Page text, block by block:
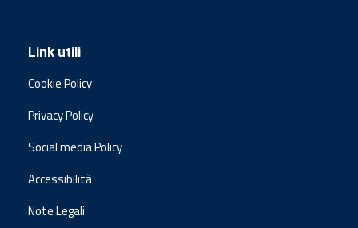
Link utili
Cookie Policy
Privacy Policy
Social media Policy
Accessibilità
Note Legali